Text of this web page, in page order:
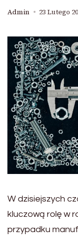
Admin 23 Lutego
W dzisiejszych
kluczową rolę w
przypadku